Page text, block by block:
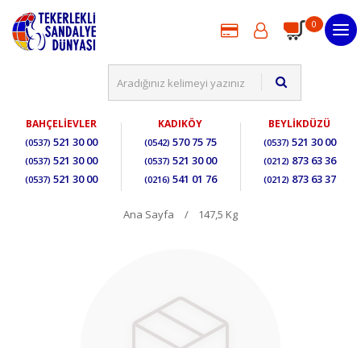
0
BAHÇELİEVLER
(0537) 521 30 00
(0537) 521 30 00
(0537) 521 30 00
KADIKÖY
(0542) 570 75 75
(0537) 521 30 00
(0216) 541 01 76
BEYLİKDÜZÜ
(0537) 521 30 00
(0212) 873 63 36
(0212) 873 63 37
Ana Sayfa 147,5 Kg